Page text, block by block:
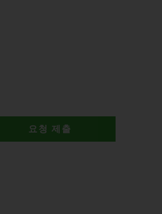
요청 제출